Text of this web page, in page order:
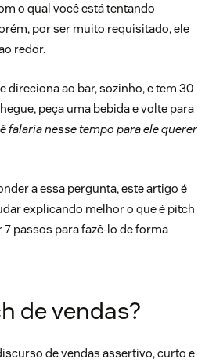
o qual você está tentando
por ser muito requisitado, ele
redor.
direciona ao bar, sozinho, e tem 30
peça uma bebida e volte para
falaria nesse tempo para ele querer
a essa pergunta, este artigo é
explicando melhor o que é pitch
passos para fazê-lo de forma
de vendas?
de vendas assertivo, curto e